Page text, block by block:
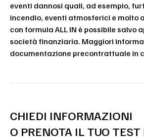
eventi dannosi quali, ad esempio,
incendio, eventi atmosferici e molto
con formula ALL IN è possibile salvo
società finanziaria. Maggiori
documentazione precontrattuale in
CHIEDI INFORMAZIONI
O PRENOTA IL TUO TEST